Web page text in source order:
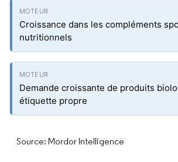
Croissance dans les compléments
nutritionnels
Demande croissante de produits
étiquette propre
Source: Mordor Intelligence